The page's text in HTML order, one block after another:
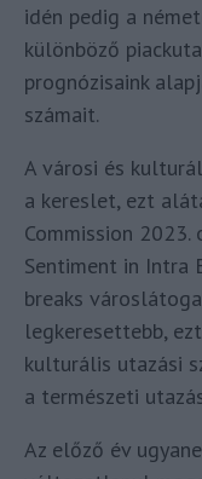
idén pedig a
különböző
prognózisaink
számait.
A városi és
a kereslet, ezt
Commission
Sentiment in Intra
breaks
legkeresettebb,
kulturális utazási
a természeti
Az előző év